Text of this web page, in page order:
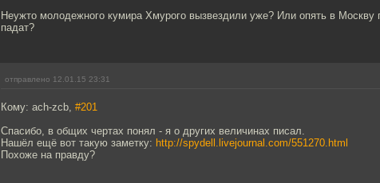
Неужто молодежного кумира Хмурого вызвездили уже? Или опять в Москву
падат?
отправлено 12.01.15 23:31
Кому: ach-zcb, #201
Спасибо, в общих чертах понял - я о других величинах писал.
Нашёл ещё вот такую заметку: http://spydell.livejournal.com/551270.html
Похоже на правду?